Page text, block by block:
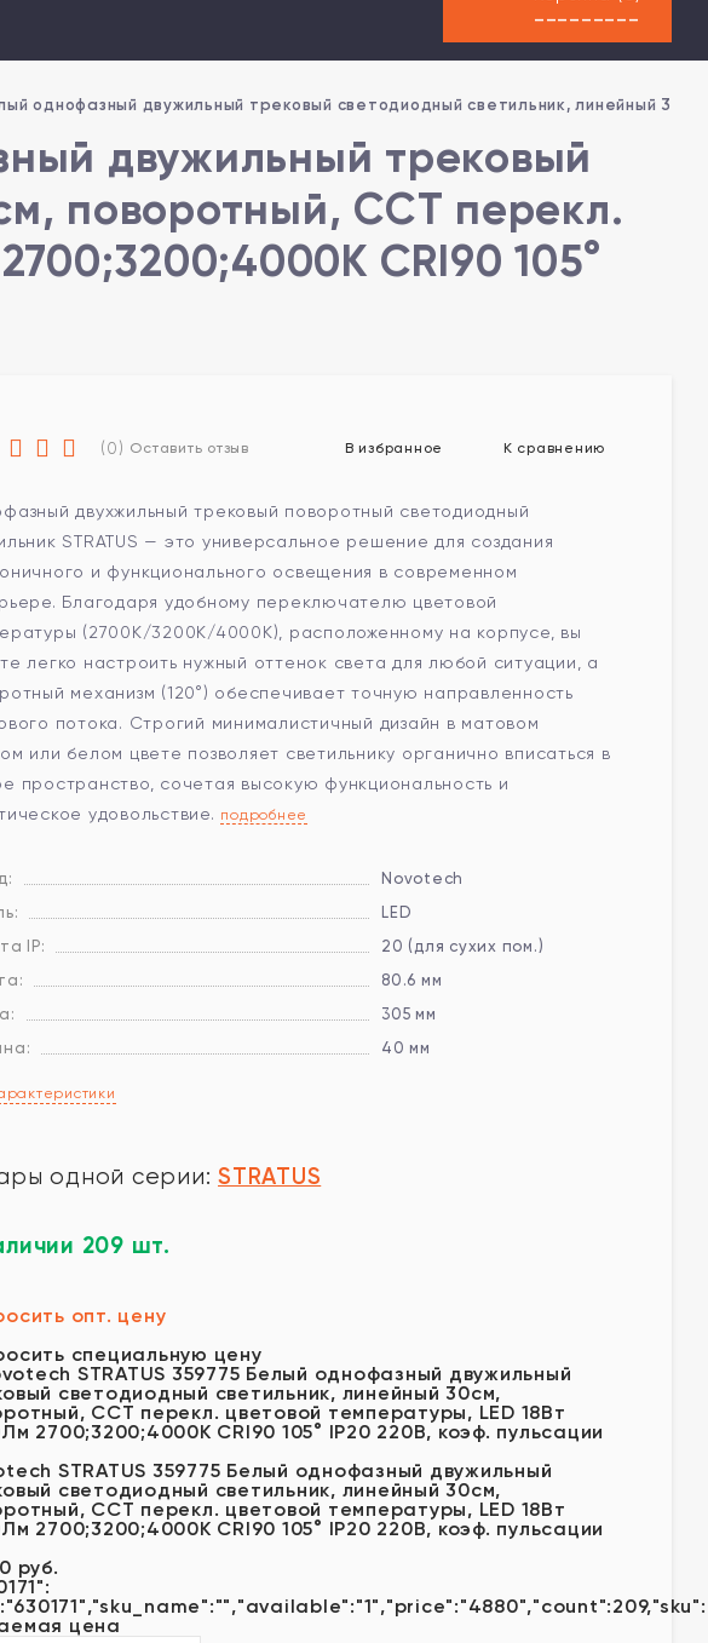
---------
однофазный двужильный трековый светодиодный светильник, линейный
двужильный трековый
поворотный, CCT перекл.
CRI90 105°
(0) Оставить отзыв В избранное К сравнению
двухжильный трековый поворотный светодиодный
STRATUS — это универсальное решение для создания
и функционального освещения в современном
Благодаря удобному переключателю цветовой
(2700К/3200К/4000К), расположенному на корпусе, вы
легко настроить нужный оттенок света для любой ситуации, а
механизм (120°) обеспечивает точную направленность
потока. Строгий минималистичный дизайн в матовом
или белом цвете позволяет светильнику органично вписаться в
пространство, сочетая высокую функциональность и
удовольствие. подробнее
Novotech
LED
IP:
20 (для сухих пом.)
80.6 мм
305 мм
40 мм
одной серии: STRATUS
209 шт.
опт. цену
специальную цену
STRATUS 359775 Белый однофазный двужильный
светодиодный светильник, линейный 30см,
CCT перекл. цветовой температуры, LED 18Вт
2700;3200;4000К CRI90 105° IP20 220В, коэф. пульсации
руб.
цена